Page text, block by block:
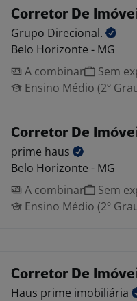
Corretor De
Grupo Direcional.
Belo Horizonte - MG
A combinar
Sem
Ensino Médio (2º
Corretor De
prime haus
Belo Horizonte - MG
A combinar
Sem
Ensino Médio (2º
Corretor De
Haus prime imobiliária